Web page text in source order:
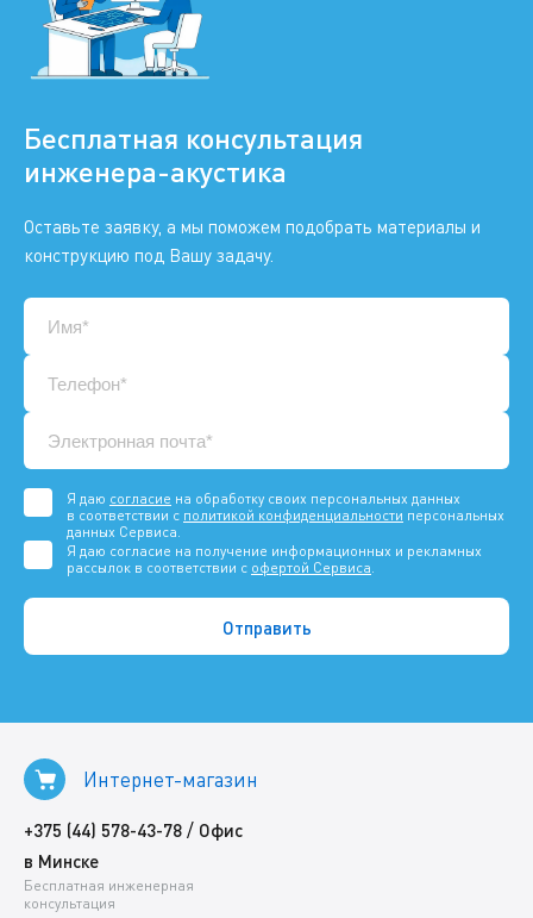
Бесплатная консультация
инженера-акустика
Оставьте заявку, а мы поможем подобрать материалы и
конструкцию под Вашу задачу.
Я даю согласие на обработку своих персональных данных
в соответствии с политикой конфиденциальности персональных
данных Сервиса.
Я даю согласие на получение информационных и рекламных
рассылок в соответствии с офертой Сервиса.
Интернет-магазин
+375 (44) 578-43-78 / Офис
в Минске
Бесплатная инженерная
консультация